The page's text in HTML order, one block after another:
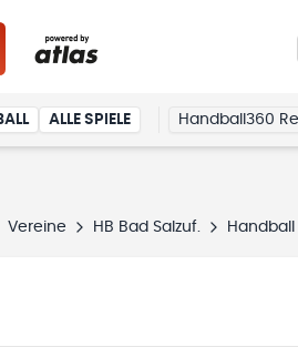
ALLE SPIELE Handball360
Vereine HB Bad Salzuf. Handball